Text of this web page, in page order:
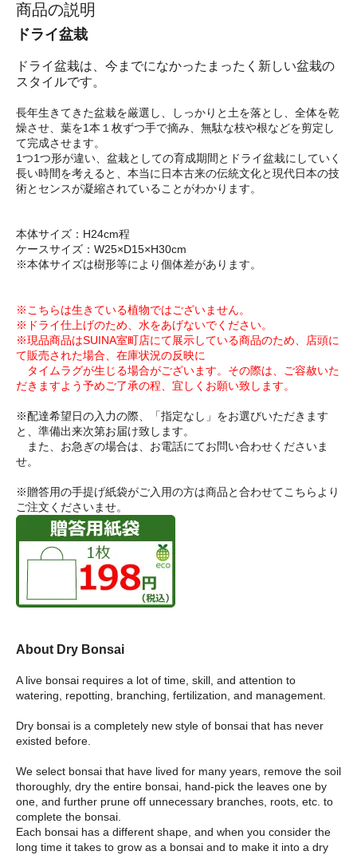
商品の説明
ドライ盆栽
ドライ盆栽は、今までになかったまったく新しい盆栽の
スタイルです。
長年生きてきた盆栽を厳選し、しっかりと土を落とし、全体を乾
燥させ、葉を1本１枚ずつ手で摘み、無駄な枝や根などを剪定し
て完成させます。
1つ1つ形が違い、盆栽としての育成期間とドライ盆栽にしていく
長い時間を考えると、本当に日本古来の伝統文化と現代日本の技
術とセンスが凝縮されていることがわかります。
本体サイズ：H24cm程
ケースサイズ：W25×D15×H30cm
※本体サイズは樹形等により個体差があります。
※こちらは生きている植物ではございません。
※ドライ仕上げのため、水をあげないでください。
※現品商品はSUINA室町店にて展示している商品のため、店頭に
て販売された場合、在庫状況の反映に
タイムラグが生じる場合がございます。その際は、ご容赦いた
だきますよう予めご了承の程、宜しくお願い致します。
※配達希望日の入力の際、「指定なし」をお選びいただきます
と、準備出来次第お届け致します。
また、お急ぎの場合は、お電話にてお問い合わせくださいま
せ。
※贈答用の手提げ紙袋がご入用の方は商品と合わせてこちらより
ご注文くださいませ。
About Dry Bonsai
A live bonsai requires a lot of time, skill, and attention to
watering, repotting, branching, fertilization, and management.
Dry bonsai is a completely new style of bonsai that has never
existed before.
We select bonsai that have lived for many years, remove the soil
thoroughly, dry the entire bonsai, hand-pick the leaves one by
one, and further prune off unnecessary branches, roots, etc. to
complete the bonsai.
Each bonsai has a different shape, and when you consider the
long time it takes to grow as a bonsai and to make it into a dry